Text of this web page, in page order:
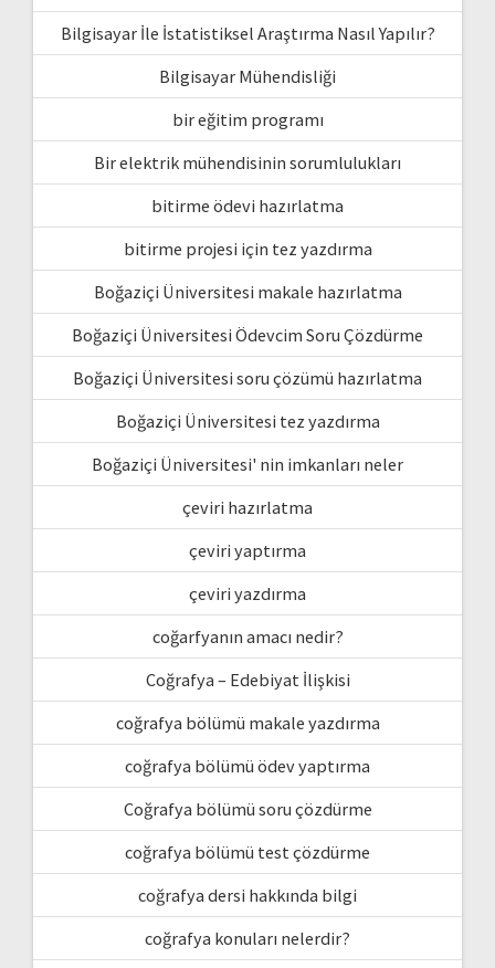
Bilgisayar İle İstatistiksel Araştırma Nasıl Yapılır?
Bilgisayar Mühendisliği
bir eğitim programı
Bir elektrik mühendisinin sorumlulukları
bitirme ödevi hazırlatma
bitirme projesi için tez yazdırma
Boğaziçi Üniversitesi makale hazırlatma
Boğaziçi Üniversitesi Ödevcim Soru Çözdürme
Boğaziçi Üniversitesi soru çözümü hazırlatma
Boğaziçi Üniversitesi tez yazdırma
Boğaziçi Üniversitesi' nin imkanları neler
çeviri hazırlatma
çeviri yaptırma
çeviri yazdırma
coğarfyanın amacı nedir?
Coğrafya – Edebiyat İlişkisi
coğrafya bölümü makale yazdırma
coğrafya bölümü ödev yaptırma
Coğrafya bölümü soru çözdürme
coğrafya bölümü test çözdürme
coğrafya dersi hakkında bilgi
coğrafya konuları nelerdir?